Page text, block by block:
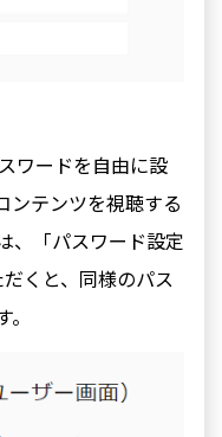
ワードを自由に設
ンテンツを視聴する
、「パスワード設定
くと、同様のパス